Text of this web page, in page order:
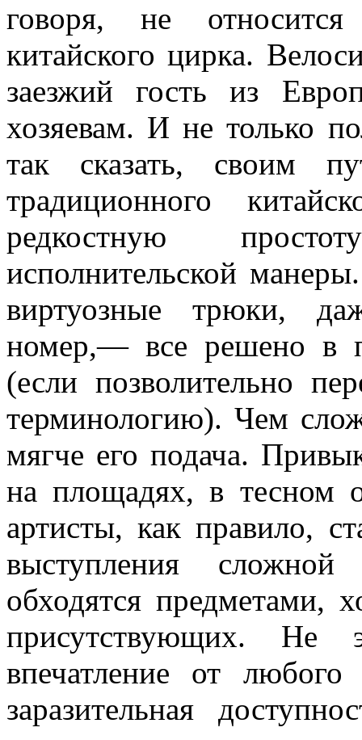
говоря, не
китайского цирка.
заезжий гость из
хозяевам. И не только
так сказать, своим
традиционного
редкостную
исполнительской
виртуозные трюки,
номер,— все решено в
(если позволительно
терминоло­гию). Чем
мягче его подача.
на площадях, в тесном
артисты, как правило,
выступления сложной
обходятся предметами,
присутствующих. Не
впечатление от
заразительная